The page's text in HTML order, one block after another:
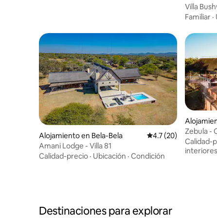
oort
Villa
Familiar ·
Alojamiento en Bela-Bela Calificación
4.7 (20)
Amani Lodge - Villa 81
Calidad-precio · Ubicación · Condición
Zebula -
Calidad-
interiores
Destinaciones para explorar